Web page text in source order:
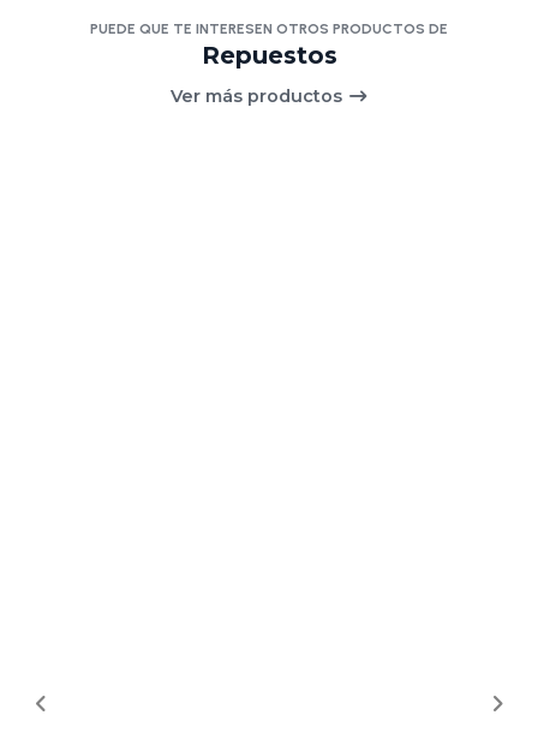
PUEDE QUE TE INTERESEN OTROS PRODUCTOS DE
Repuestos
Ver más productos